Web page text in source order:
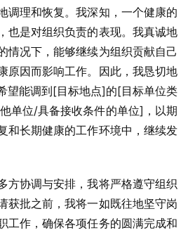
调理和恢复。我深知，一个健康的
也是对组织负责的表现。我真诚地
情况下，能够继续为组织贡献自己
原因而影响工作。因此，我恳切地
望能调到[目标地点]的[目标单位类
单位/具备接收条件的单位]，以期
和长期健康的工作环境中，继续发
方协调与安排，我将严格遵守组织
获批之前，我将一如既往地坚守岗
工作，确保各项任务的圆满完成和